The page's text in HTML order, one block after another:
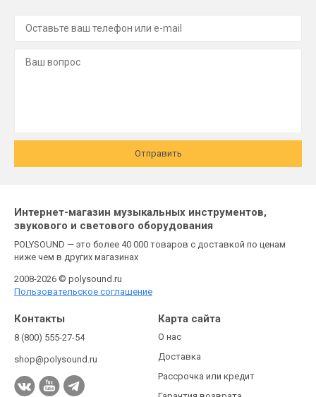
Отправить
Интернет-магазин музыкальных инструментов,
звукового и светового оборудования
POLYSOUND — это более 40 000 товаров с доставкой по ценам
ниже чем в других магазинах
2008-2026 © polysound.ru
Пользовательское соглашение
Контакты
8 (800) 555-27-54
shop@polysound.ru
Карта сайта
О нас
Доставка
Рассрочка или кредит